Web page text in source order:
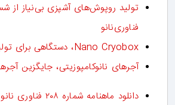
تولید روپوش‌های آشپزی بی‌نیاز از
فناوری‌نانو
Nano Cryobox، دستگاهی برای تولید گازهای فشرده
آجرهای نانوکامپوزیتی، جایگزین
دانلود ماهنامه شماره ۲۰۸ فناوری نانو